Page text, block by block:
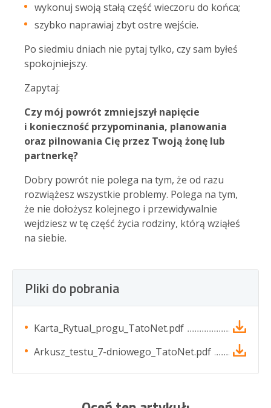
wykonuj swoją stałą część wieczoru do końca;
szybko naprawiaj zbyt ostre wejście.
Po siedmiu dniach nie pytaj tylko, czy sam byłeś
spokojniejszy.
Zapytaj:
Czy mój powrót zmniejszył napięcie
i konieczność przypominania, planowania
oraz pilnowania Cię przez Twoją żonę lub
partnerkę?
Dobry powrót nie polega na tym, że od razu
rozwiążesz wszystkie problemy. Polega na tym,
że nie dołożysz kolejnego i przewidywalnie
wejdziesz w tę część życia rodziny, którą wziąłeś
na siebie.
Pliki do pobrania
Karta_Rytual_progu_TatoNet.pdf
Arkusz_testu_7-dniowego_TatoNet.pdf